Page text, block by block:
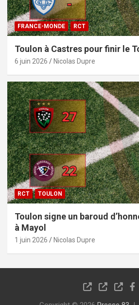
FRANCE-MONDE RCT
Toulon à Castres pour finir le
6 juin 2026 Nicolas Dupre
RCT TOULON
Toulon signe un baroud
à Mayol
1 juin 2026 Nicolas Dupre